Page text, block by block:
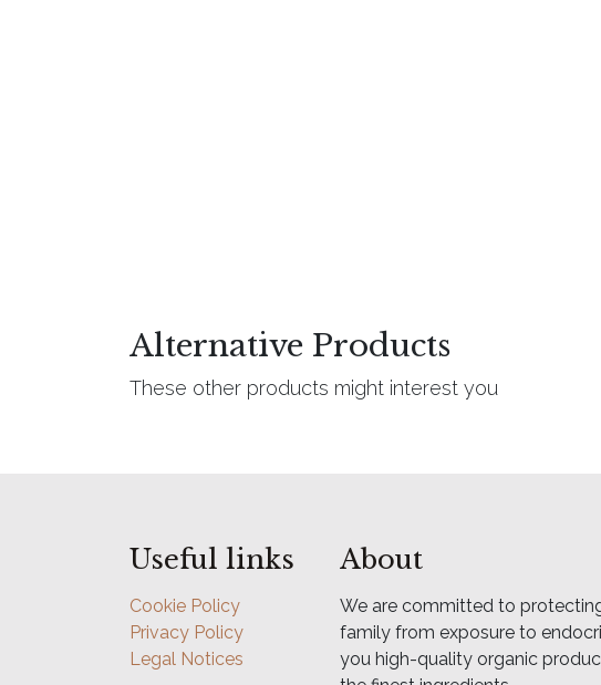
Alternative Products
These other products might interest you
Useful links
Cookie Policy
Privacy Policy
Legal Notices
About
We are committed to
family from exposure to
you high-quality organic